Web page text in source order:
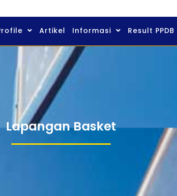
Artikel Informasi Result PPDB
Lapangan Basket